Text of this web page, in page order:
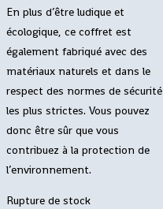
En plus d’être ludique et
écologique, ce coffret est
également fabriqué avec des
matériaux naturels et dans le
respect des normes de sécurité
les plus strictes. Vous pouvez
donc être sûr que vous
contribuez à la protection de
l’environnement.
Rupture de stock